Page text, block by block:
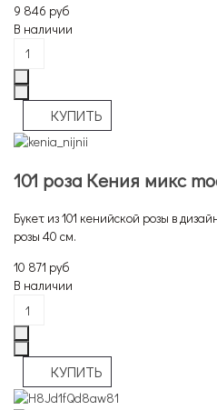
9 846 руб
В наличии
101 роза Кения микс
Букет из 101 кенийской розы в
розы 40 см.
10 871 руб
В наличии